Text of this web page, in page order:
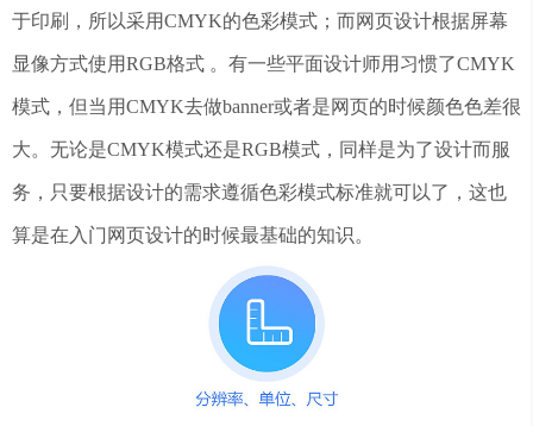
于印刷，所以采用CMYK的色彩模式；而网页设计根据屏幕
显像方式使用RGB格式 。有一些平面设计师用习惯了CMYK
模式，但当用CMYK去做banner或者是网页的时候颜色色差很
大。无论是CMYK模式还是RGB模式，同样是为了设计而服
务，只要根据设计的需求遵循色彩模式标准就可以了，这也
算是在入门网页设计的时候最基础的知识。